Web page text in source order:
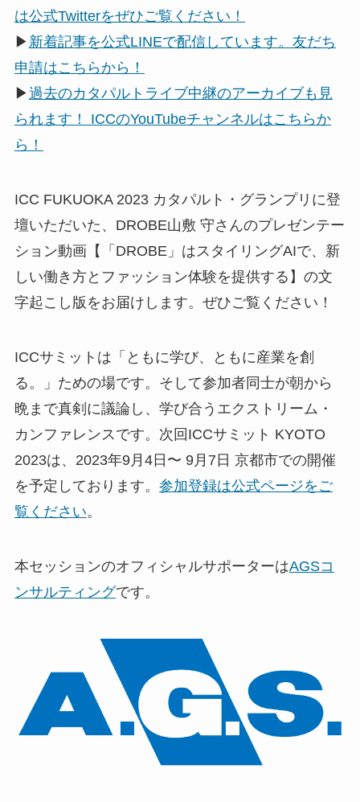
は公式Twitterをぜひご覧ください！
▶ 新着記事を公式LINEで配信しています。友だち
申請はこちらから！
▶過去のカタパルトライブ中継のアーカイブも見
られます！ ICCのYouTubeチャンネルはこちらか
ら！
ICC FUKUOKA 2023 カタパルト・グランプリに登
壇いただいた、DROBE山敷 守さんのプレゼンテー
ション動画【「DROBE」はスタイリングAIで、新
しい働き方とファッション体験を提供する】の文
字起こし版をお届けします。ぜひご覧ください！
ICCサミットは「ともに学び、ともに産業を創
る。」ための場です。そして参加者同士が朝から
晩まで真剣に議論し、学び合うエクストリーム・
カンファレンスです。次回ICCサミット KYOTO
2023は、2023年9月4日〜 9月7日 京都市での開催
を予定しております。 参加登録は公式ページをご
覧ください。
本セッションのオフィシャルサポーターはAGSコ
ンサルティングです。